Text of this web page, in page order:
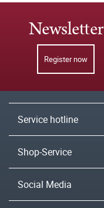
Newsletter
Register now
Service hotline
Shop-Service
Social Media